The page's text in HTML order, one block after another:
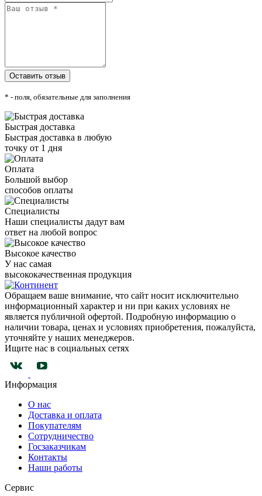
* - поля, обязательные для заполнения
Быстрая доставка
Быстрая доставка в любую
точку от 1 дня
Оплата
Большой выбор
способов оплаты
Специалисты
Наши специалисты дадут вам
ответ на любой вопрос
Высокое качество
У нас самая
высококачественная продукция
Обращаем ваше внимание, что сайт носит исключительно
информационный характер и ни при каких условиях не
является публичной офертой. Подробную информацию о
наличии товара, ценах и условиях приобретения, пожалуйста,
уточняйте у наших менеджеров.
Ищите нас в социальных сетях
Информация
О нас
Доставка и оплата
Покупателям
Сотрудничество
Госзаказчикам
Контакты
Наши работы
Сервис